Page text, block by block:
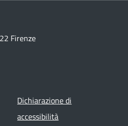
Firenze
Dichiarazione di
accessibilità